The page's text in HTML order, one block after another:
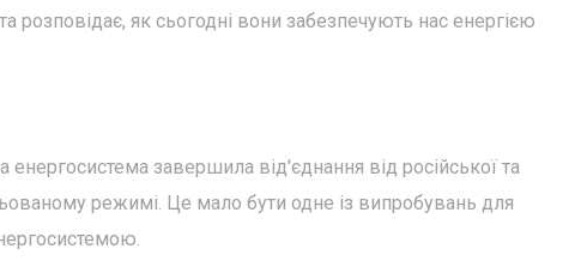
розповідає, як сьогодні вони забезпечують нас енергією
завершила від'єднання від російської та
режимі. Це мало бути одне із випробувань для